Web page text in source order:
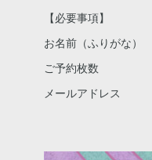
【必要事項】
お名前（ふりがな）
ご予約枚数
メールアドレス